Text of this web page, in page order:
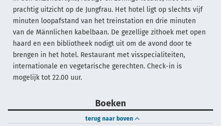
prachtig uitzicht op de Jungfrau. Het hotel ligt op slechts vijf
minuten loopafstand van het treinstation en drie minuten
van de Männlichen kabelbaan. De gezellige zithoek met open
haard en een bibliotheek nodigt uit om de avond door te
brengen in het hotel. Restaurant met visspecialiteiten,
internationale en vegetarische gerechten. Check-in is
mogelijk tot 22.00 uur.
Boeken
terug naar boven